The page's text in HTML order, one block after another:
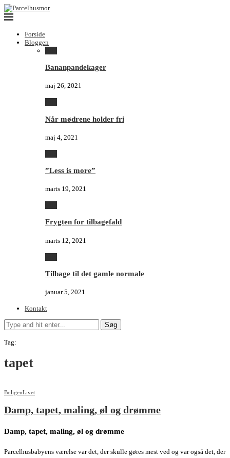
Forside
Bloggen
Bananpandekager
maj 26, 2021
Når mødrene holder fri
maj 4, 2021
”Less is more”
marts 19, 2021
Frygten for tilbagefald
marts 12, 2021
Tilbage til det gamle normale
januar 5, 2021
Kontakt
Søg
Tag:
tapet
BoligenLivet
Damp, tapet, maling, øl og drømme
Damp, tapet, maling, øl og drømme
Parcelhusbabyens værelse var det, der skulle gøres mest ved og var også det, der